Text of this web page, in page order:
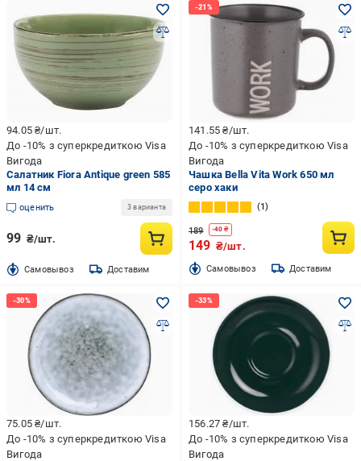
94.05₴/шт.
До -10% з суперкредиткою Visa
Вигода
Салатник Fiora Antique green 585
мл 14 см
оценить 3 варианта
99 ₴/шт.
Cамовывоз Доставим
141.55₴/шт.
До -10% з суперкредиткою Visa
Вигода
Чашка Bella Vita Work 650 мл
серо хаки
1
189 -40 ₴
149 ₴/шт.
Cамовывоз Доставим
75.05₴/шт.
До -10% з суперкредиткою Visa
Вигода
156.27₴/шт.
До -10% з суперкредиткою Visa
Вигода